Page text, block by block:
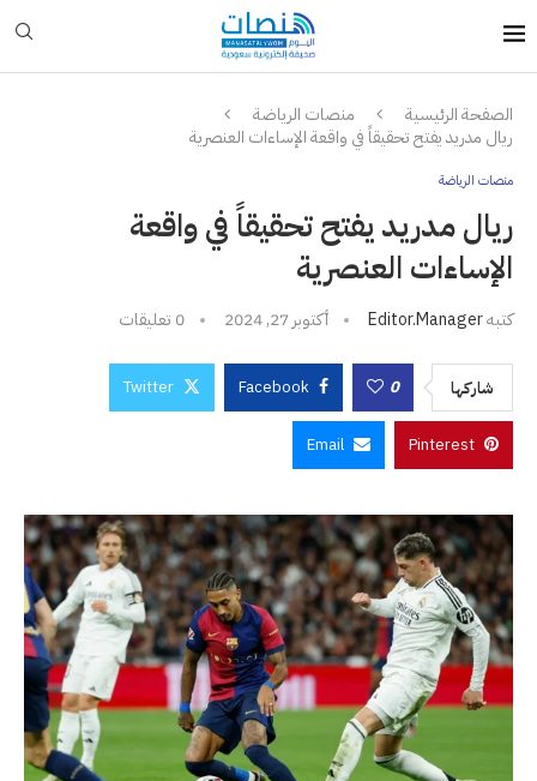
الصفحة الرئيسية
منصات الرياضة
ريال مدريد يفتح تحقيقاً في واقعة الإساءات العنصرية
منصات الرياضة
ريال مدريد يفتح تحقيقاً في واقعة
الإساءات العنصرية
كتبهEditor.manager أكتوبر 27, 2024 0 تعليقات
شاركها 0
Facebook
Twitter
Pinterest
Email